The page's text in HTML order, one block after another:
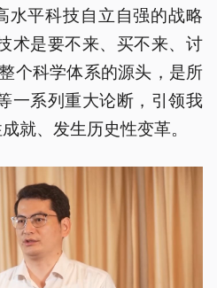
水平科技自立自强的战略
术是要不来、买不来、讨
个科学体系的源头，是所
一系列重大论断，引领我
就、发生历史性变革。